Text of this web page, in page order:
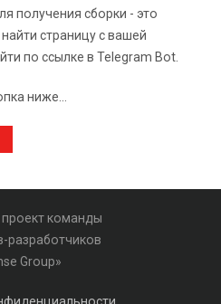
получения сборки - это
страницу с вашей
по ссылке в Telegram Bot.
ниже...
проект команды
разработчиков
Group»